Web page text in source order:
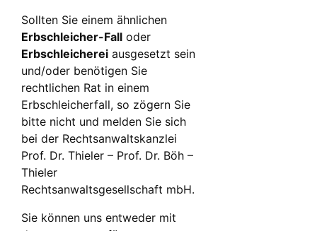
Sollten Sie einem ähnlichen
Erbschleicher-Fall oder
Erbschleicherei ausgesetzt sein
und/oder benötigen Sie
rechtlichen Rat in einem
Erbschleicherfall, so zögern Sie
bitte nicht und melden Sie sich
bei der Rechtsanwaltskanzlei
Prof. Dr. Thieler – Prof. Dr. Böh –
Thieler
Rechtsanwaltsgesellschaft mbH.
Sie können uns entweder mit